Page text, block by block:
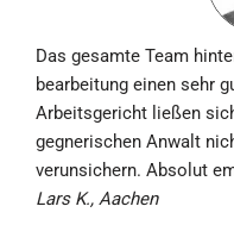
Das gesamte Team
bearbeitung einen sehr
Arbeits­gericht ließen
gegnerischen Anwalt
verunsichern. Absolut
Lars K., Aachen